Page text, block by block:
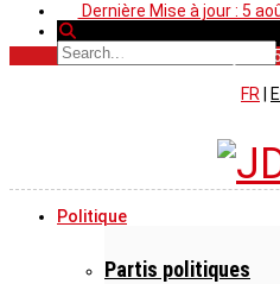
Dernière Mise à jour : 5
Dernière Mise à jour :
FR
Politique
Partis politiques